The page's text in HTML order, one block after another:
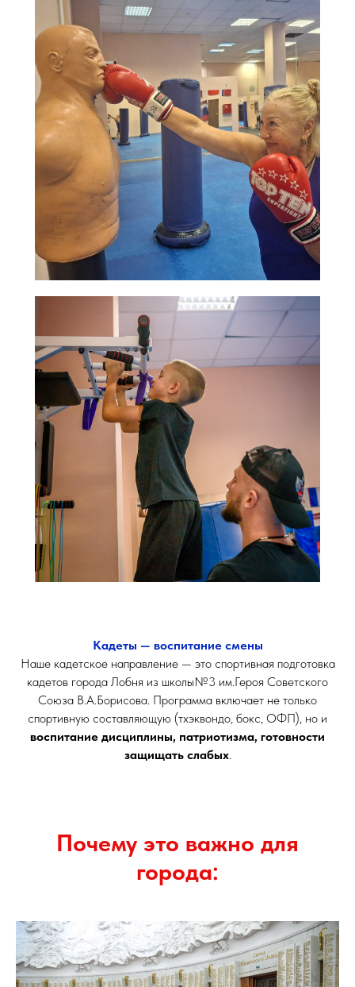
Кадеты — воспитание смены
Наше кадетское направление — это спортивная подготовка
кадетов города Лобня из школы№3 им.Героя Советского
Союза В.А.Борисова. Программа включает не только
спортивную составляющую (тхэквондо, бокс, ОФП), но и
воспитание дисциплины, патриотизма, готовности
защищать слабых.
Почему это важно для
города: